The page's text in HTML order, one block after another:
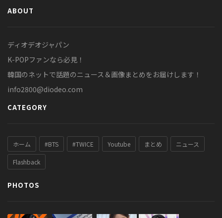
ABOUT
ディオデオジャパン
K-POPファンなら必見！
韓国のネットで話題のニュース＆画像まとめをお届けします！
info2800@diodeo.com
CATEGORY
ホーム #BTS #TWICE Youtube まとめ ニュース
Flashback
PHOTOS